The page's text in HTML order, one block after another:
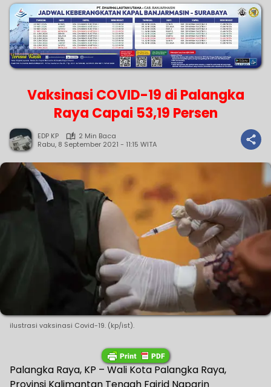
Vaksinasi COVID-19 di Palangka
Raya Capai 53,19 Persen
EDP KP
2 Min Baca
Rabu, 8 September 2021 - 11:15 WITA
ilustrasi vaksinasi Covid-19. (kp/ist).
Palangka Raya, KP – Wali Kota Palangka Raya,
Provinsi Kalimantan Tengah Fairid Naparin